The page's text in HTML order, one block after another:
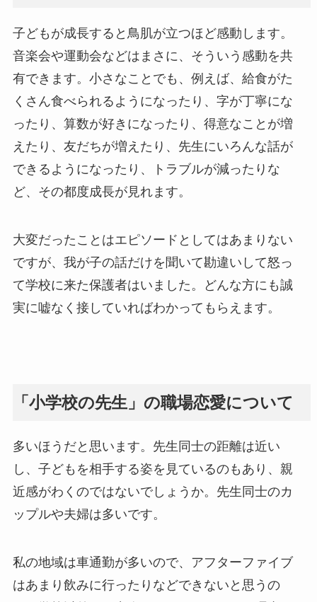
子どもが成長すると鳥肌が立つほど感動します。
音楽会や運動会などはまさに、そういう感動を共
有できます。小さなことでも、例えば、給食がた
くさん食べられるようになったり、字が丁寧にな
ったり、算数が好きになったり、得意なことが増
えたり、友だちが増えたり、先生にいろんな話が
できるようになったり、トラブルが減ったりな
ど、その都度成長が見れます。
大変だったことはエピソードとしてはあまりない
ですが、我が子の話だけを聞いて勘違いして怒っ
て学校に来た保護者はいました。どんな方にも誠
実に嘘なく接していればわかってもらえます。
「小学校の先生」の職場恋愛について
多いほうだと思います。先生同士の距離は近い
し、子どもを相手する姿を見ているのもあり、親
近感がわくのではないでしょうか。先生同士のカ
ップルや夫婦は多いです。
私の地域は車通勤が多いので、アフターファイブ
はあまり飲みに行ったりなどできないと思うの